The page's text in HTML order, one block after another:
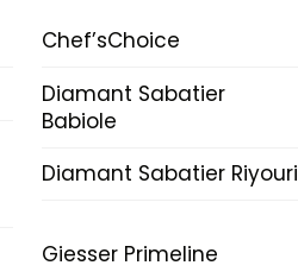
Chef’sChoice
Diamant Sabatier
Babiole
Diamant Sabatier Riyouri
Giesser Primeline